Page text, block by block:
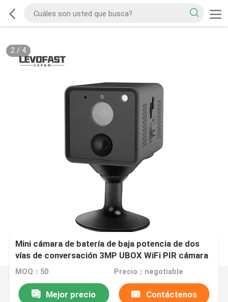
3/ 4
Mini cámara de batería de baja potencia de dos
vías de conversación 3MP UBOX WiFi PIR cámara
de seguridad para el hogar
MOQ：50 Precio：negotiable
Mejor precio Contáctenos